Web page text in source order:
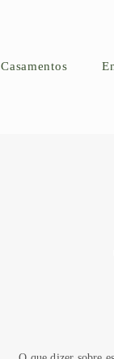
Casamentos